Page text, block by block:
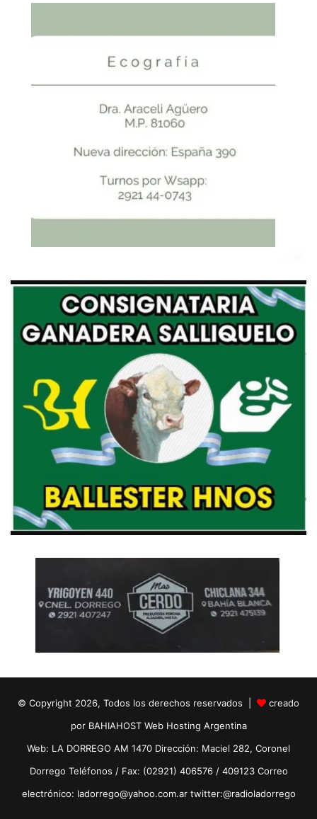
© Copyright 2026, Todos los derechos reservados |
creado
por BAHIAHOST Web Hosting Argentina
Web: LA DORREGO AM 1470 Dirección: Maciel 282, Coronel
Dorrego Teléfonos / Fax: (02921) 406576 / 409123 Correo
electrónico: ladorrego@yahoo.com.ar twitter:@radioladorrego